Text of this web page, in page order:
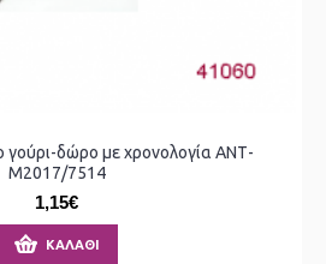
δώρο με χρονολογία ΑΝΤ-
Μ2017/7514
1,15€
ΚΑΛΆΘΙ